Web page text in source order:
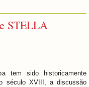
STELLA
tem sido historicamente
século XVIII, a discussão